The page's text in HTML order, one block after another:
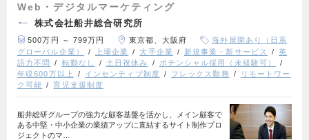
Web・デジタルマーケティング
株式会社船井総合研究所
500万円 ～ 799万円 東京都、大阪府
海外展開あり（日系
グローバル企業）
上場企業 大手企業 新規事業・新サービス
英
語力不問
転勤なし 土日祝休み
ポテンシャル採用（未経験可）
年収600万以上
インセンティブ制度 フレックス勤務
リモートワー
ク可能
育児支援制度
船井総研グループの強力な顧客基盤を活かし、メイン顧客で
ある中堅・中小企業の業績アップに直結するサイト制作プロ
ジェクトのマ…